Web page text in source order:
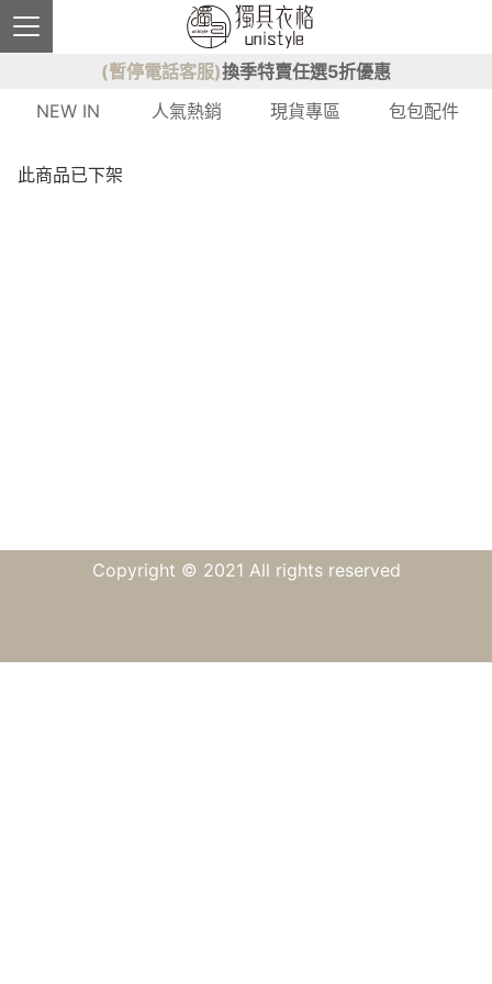
(暫停電話客服)換季特賣任選5折優惠
NEW IN
人氣熱銷 現貨專區 包包配件
此商品已下架
Copyright © 2021 All rights reserved